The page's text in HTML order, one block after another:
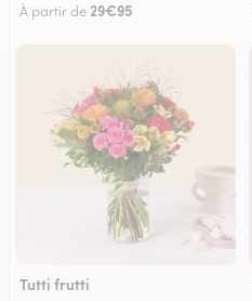
À partir de 29€95
Tutti frutti